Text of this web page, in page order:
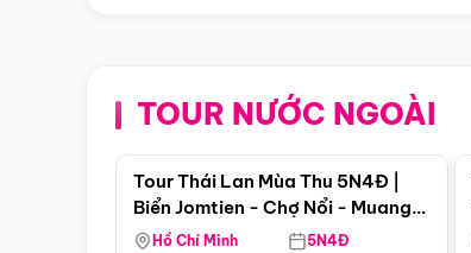
TOUR NƯỚC NGOÀI
Điểm nổi bật
Tour Thái Lan Mùa Thu 5N4Đ |
Biển Jomtien - Chợ Nổi - Muang
Boran - Suanthai
Hồ Chí Minh 5N4Đ